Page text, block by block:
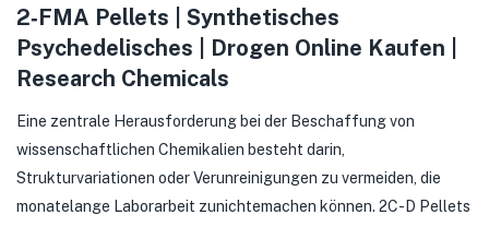
2‑FMA Pellets | Synthetisches
Psychedelisches | Drogen Online Kaufen |
Research Chemicals
Eine zentrale Herausforderung bei der Beschaffung von
wissenschaftlichen Chemikalien besteht darin,
Strukturvariationen oder Verunreinigungen zu vermeiden, die
monatelange Laborarbeit zunichtemachen können. 2C-D Pellets